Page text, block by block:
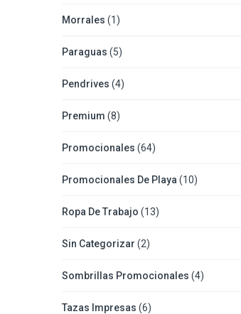
Morrales (1)
Paraguas (5)
Pendrives (4)
Premium (8)
Promocionales (64)
Promocionales De Playa (10)
Ropa De Trabajo (13)
Sin Categorizar (2)
Sombrillas Promocionales (4)
Tazas Impresas (6)